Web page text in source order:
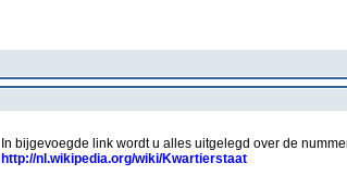
In bijgevoegde link wordt u alles uitgelegd over de
http://nl.wikipedia.org/wiki/Kwartierstaat